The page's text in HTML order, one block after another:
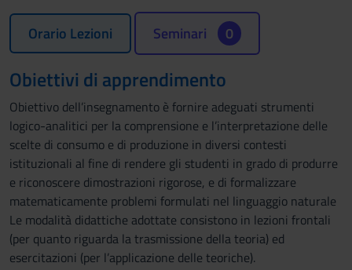
Orario Lezioni Seminari 0
Obiettivi di apprendimento
Obiettivo dell’insegnamento è fornire adeguati strumenti
logico-analitici per la comprensione e l’interpretazione delle
scelte di consumo e di produzione in diversi contesti
istituzionali al fine di rendere gli studenti in grado di produrre
e riconoscere dimostrazioni rigorose, e di formalizzare
matematicamente problemi formulati nel linguaggio naturale
Le modalità didattiche adottate consistono in lezioni frontali
(per quanto riguarda la trasmissione della teoria) ed
esercitazioni (per l’applicazione delle teoriche).